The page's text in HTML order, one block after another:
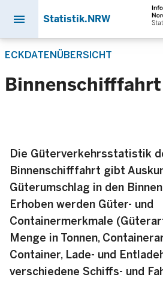
zum
menu Statistik.NRW
ECKDATENÜBERSICHT
Binnenschifffahrt
Die Güterverkehrsstatistik
Binnenschifffahrt gibt
Güterumschlag in den
Erhoben werden Güter- und
Containermerkmale
Menge in Tonnen,
Container, Lade- und
verschiedene Schiffs- und